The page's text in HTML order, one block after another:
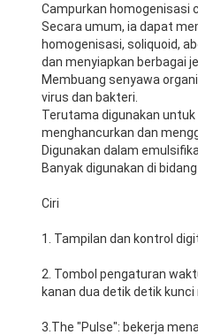
Campurkan homogenisasi
Secara umum, ia dapat
homogenisasi, soliquoid,
dan menyiapkan berbagai
Membuang senyawa
virus dan bakteri.
Terutama digunakan
menghancurkan dan
Digunakan dalam
Banyak digunakan di
Ciri
1. Tampilan dan kontrol
2. Tombol pengaturan
kanan dua detik detik
3.The "Pulse": bekerja